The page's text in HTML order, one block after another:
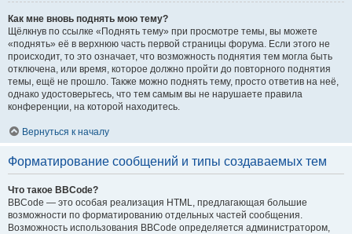
Как мне вновь поднять мою тему?
Щёлкнув по ссылке «Поднять тему» при просмотре темы, вы можете
«поднять» её в верхнюю часть первой страницы форума. Если этого не
происходит, то это означает, что возможность поднятия тем могла быть
отключена, или время, которое должно пройти до повторного поднятия
темы, ещё не прошло. Также можно поднять тему, просто ответив на неё,
однако удостоверьтесь, что тем самым вы не нарушаете правила
конференции, на которой находитесь.
Вернуться к началу
Форматирование сообщений и типы создаваемых тем
Что такое BBCode?
BBCode — это особая реализация HTML, предлагающая большие
возможности по форматированию отдельных частей сообщения.
Возможность использования BBCode определяется администратором,